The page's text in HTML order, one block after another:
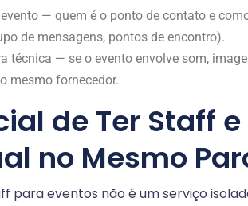
— quem é o ponto de contato e
de mensagens, pontos de encontro).
técnica — se o evento envolve som,
mesmo fornecedor.
de Ter Staff e
no Mesmo
para eventos não é um serviço